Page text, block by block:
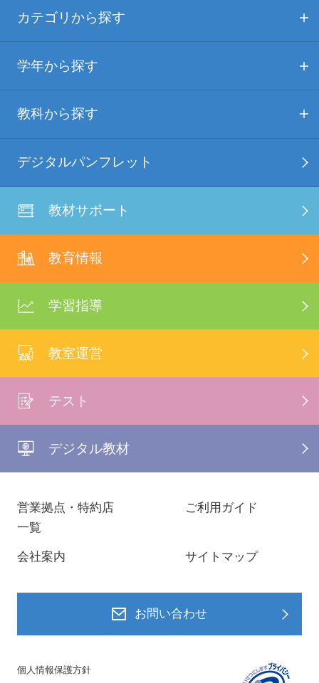
カテゴリから探す
学年から探す
教科から探す
デジタルパンフレット
教材サポート
教育情報
学習指導
教室運営
テスト
デジタル教材
営業拠点・特約店
一覧
ご利用ガイド
会社案内 サイトマップ
お問い合わせ
個人情報保護方針